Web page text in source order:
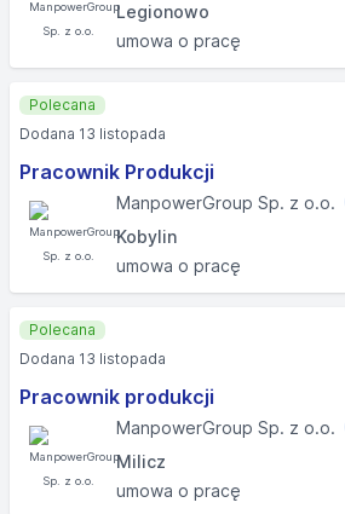
Legionowo
umowa o pracę
Pracownik Produkcji
ManpowerGroup Sp. z o.o.
Kobylin
umowa o pracę
Polecana
Dodana 13 listopada
Pracownik produkcji
ManpowerGroup Sp. z o.o.
Milicz
umowa o pracę
Polecana
Dodana 13 listopada